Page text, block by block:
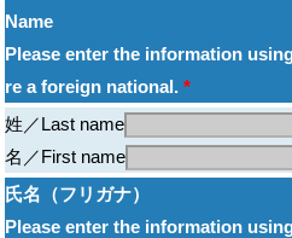
Name
Please enter the information
re a foreign national. *
姓／Last name
名／First name
氏名（フリガナ）
Please enter the information